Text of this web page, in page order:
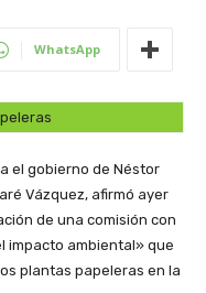
WhatsApp
el gobierno de Néstor
Vázquez, afirmó ayer
de una comisión con
impacto ambiental» que
plantas papeleras en la